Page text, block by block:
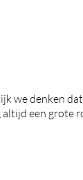
we denken
een grote